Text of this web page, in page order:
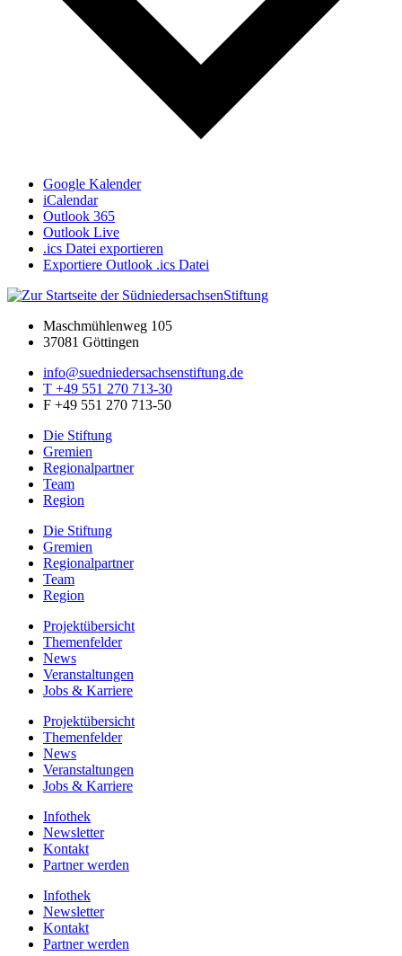
Google Kalender
iCalendar
Outlook 365
Outlook Live
.ics Datei exportieren
Exportiere Outlook .ics Datei
Maschmühlenweg 105
37081 Göttingen
info@suedniedersachsenstiftung.de
T +49 551 270 713-30
F +49 551 270 713-50
Die Stiftung
Gremien
Regionalpartner
Team
Region
Die Stiftung
Gremien
Regionalpartner
Team
Region
Projektübersicht
Themenfelder
News
Veranstaltungen
Jobs & Karriere
Projektübersicht
Themenfelder
News
Veranstaltungen
Jobs & Karriere
Infothek
Newsletter
Kontakt
Partner werden
Infothek
Newsletter
Kontakt
Partner werden